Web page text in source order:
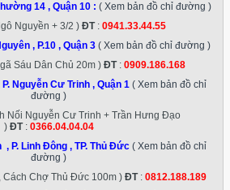
14 , Quận 10: ( Xem bản đồ chỉ đường )
Nguyền + 3/2 ) ĐT: 0941.33.44.55
, P.10 , Quận 3 ( Xem bản đồ chỉ đường )
Sáu Dân Chủ 20m ) ĐT: 0909.186.168
Nguyễn Cư Trinh , Quận 1 ( Xem bản đồ chỉ
đường )
Nối Nguyễn Cư Trinh + Trần Hưng Đạo
) ĐT: 0366.04.04.04
, P. Linh Đông , TP. Thủ Đức( Xem bản đồ chỉ
đường )
Cách Chợ Thủ Đức 100m ) ĐT: 0812.188.189